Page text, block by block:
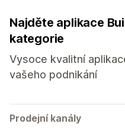
Najděte aplikace
kategorie
Vysoce kvalitní
vašeho podnikání
Prodejní kanály